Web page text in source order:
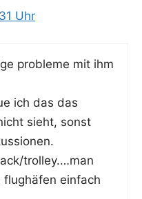
Uhr
pro­ble­me mit ihm
ich das das
sieht, sonst
trolley.…man
ein­fach